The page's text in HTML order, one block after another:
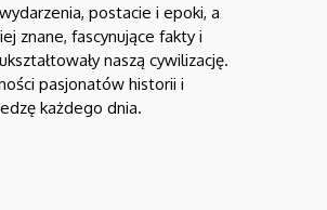
postacie i epoki, a
znane, fascynujące fakty i
naszą cywilizację.
pasjonatów historii i
każdego dnia.